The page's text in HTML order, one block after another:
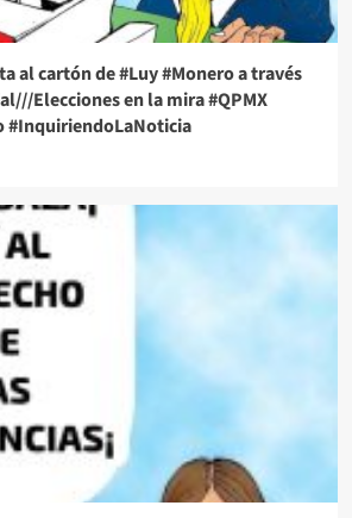
al cartón de #Luy #Monero a través
Elecciones en la mira #QPMX
#InquiriendoLaNoticia